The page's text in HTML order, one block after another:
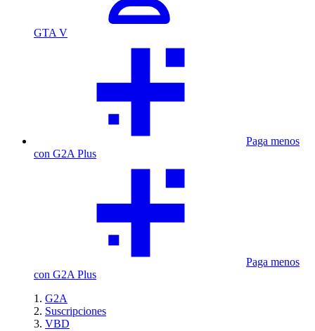
GTA V
Paga menos
con G2A Plus
Paga menos
con G2A Plus
G2A
Suscripciones
VBD